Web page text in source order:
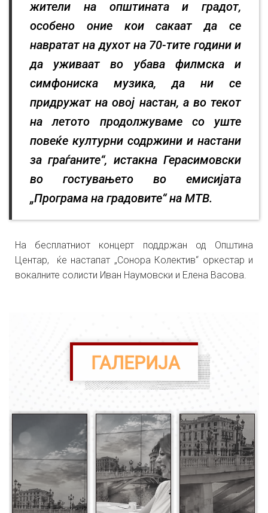
жители на општината и градот,
особено оние кои сакаат да се
навратат на духот на 70-тите години и
да уживаат во убава филмска и
симфониска музика, да ни се
придружат на овој настан, а во текот
на летото продолжуваме со уште
повеќе културни содржини и настани
за граѓаните“, истакна Герасимовски
во гостувањето во емисијата
„Програма на градовите“ на МТВ.
На бесплатниот концерт поддржан од Општина
Центар, ќе настапат „Сонора Колектив“ оркестар и
вокалните солисти Иван Наумовски и Елена Васова.
ГАЛЕРИЈА